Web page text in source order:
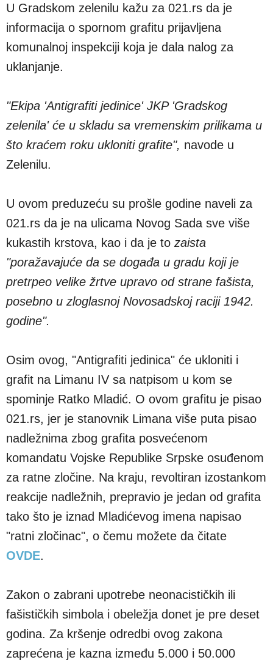
U Gradskom zelenilu kažu za 021.rs da je
informacija o spornom grafitu prijavljena
komunalnoj inspekciji koja je dala nalog za
uklanjanje.
"Ekipa 'Antigrafiti jedinice' JKP 'Gradskog
zelenila' će u skladu sa vremenskim prilikama u
što kraćem roku ukloniti grafite", navode u
Zelenilu.
U ovom preduzeću su prošle godine naveli za
021.rs da je na ulicama Novog Sada sve više
kukastih krstova, kao i da je to zaista
"poražavajuće da se događa u gradu koji je
pretrpeo velike žrtve upravo od strane fašista,
posebno u zloglasnoj Novosadskoj raciji 1942.
godine".
Osim ovog, "Antigrafiti jedinica" će ukloniti i
grafit na Limanu IV sa natpisom u kom se
spominje Ratko Mladić. O ovom grafitu je pisao
021.rs, jer je stanovnik Limana više puta pisao
nadležnima zbog grafita posvećenom
komandatu Vojske Republike Srpske osuđenom
za ratne zločine. Na kraju, revoltiran izostankom
reakcije nadležnih, prepravio je jedan od grafita
tako što je iznad Mladićevog imena napisao
"ratni zločinac", o čemu možete da čitate
OVDE.
Zakon o zabrani upotrebe neonacističkih ili
fašističkih simbola i obeležja donet je pre deset
godina. Za kršenje odredbi ovog zakona
zaprećena je kazna između 5.000 i 50.000